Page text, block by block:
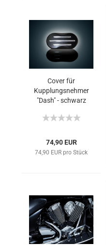
Cover für
Kupplungsnehmer
"Dash" - schwarz
74,90 EUR
74,90 EUR pro Stück